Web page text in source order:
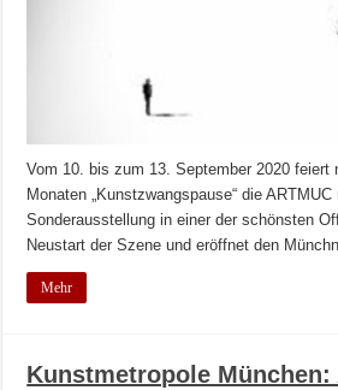
Vom 10. bis zum 13. September 2020 feiert
Monaten „Kunstzwangspause“ die
Sonderausstellung in einer der schönsten
Neustart der Szene und eröffnet den
Mehr
Kunstmetropole München: